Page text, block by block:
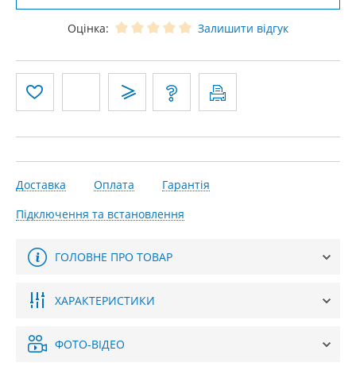
Оцінка: Залишити відгук
Доставка Оплата
Гарантія
Підключення та встановлення
ГОЛОВНЕ ПРО ТОВАР
ХАРАКТЕРИСТИКИ
ФОТО-ВІДЕО